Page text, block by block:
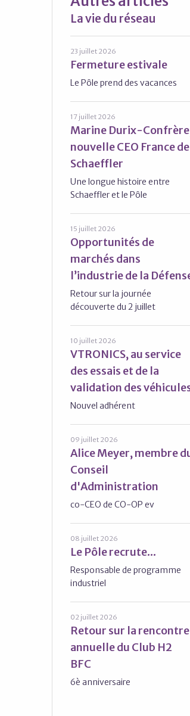
La vie du réseau
23 juillet 2026
Fermeture estivale
Le Pôle prend des vacances
17 juillet 2026
Marine Durix-
nouvelle CEO France de
Schaeffler
Une longue histoire entre
Schaeffler et le Pôle
15 juillet 2026
Opportunités de
marchés dans
l’industrie de la
Retour sur la journée
découverte du 2 juillet
10 juillet 2026
VTRONICS, au service
des essais et de la
validation des
Nouvel adhérent
09 juillet 2026
Alice Meyer, membre
Conseil
d'Administration
co-CEO de CO-OP ev
08 juillet 2026
Le Pôle recrute...
Responsable de programme
industriel
02 juillet 2026
Retour sur la rencontre
annuelle du Club H2
BFC
6è anniversaire